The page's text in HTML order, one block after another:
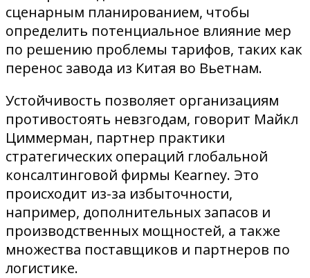
сценарным планированием, чтобы
определить потенциальное влияние мер
по решению проблемы тарифов, таких как
перенос завода из Китая во Вьетнам.
Устойчивость позволяет организациям
противостоять невзгодам, говорит Майкл
Циммерман, партнер практики
стратегических операций глобальной
консалтинговой фирмы Kearney. Это
происходит из-за избыточности,
например, дополнительных запасов и
производственных мощностей, а также
множества поставщиков и партнеров по
логистике.